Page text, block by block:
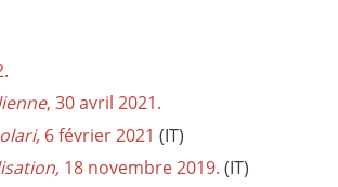
, 30 avril 2021.
6 février 2021 (IT)
18 novembre 2019. (IT)